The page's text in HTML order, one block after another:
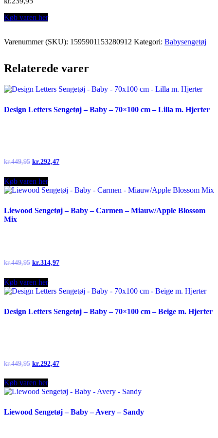
Køb varen her
Varenummer (SKU): 1595901153280912 Kategori: Babysengetøj
Relaterede varer
Design Letters Sengetøj – Baby – 70×100 cm – Lilla m. Hjerter
kr.449,95 Original
was:
kr.449,95.
kr.292,47Current
Køb varen her
Liewood Sengetøj – Baby – Carmen – Miauw/Apple Blossom
Mix
kr.449,95 Original
was:
kr.449,95.
kr.314,97Current
Køb varen her
Design Letters Sengetøj – Baby – 70×100 cm – Beige m. Hjerter
kr.449,95 Original
was:
kr.449,95.
kr.292,47Current
Køb varen her
Liewood Sengetøj – Baby – Avery – Sandy